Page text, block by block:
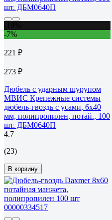
-7%
221 ₽
273 ₽
Дюбель с ударным шурупом
МВИС Крепежные системы
дюбель-гвоздь с усами, 6x40
мм, полипропилен, потай., 100
шт. ДБМ0640П
4.7
(23)
В корзину